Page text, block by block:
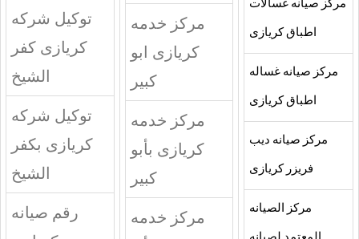
مركز صيانه غسالات
اطباق كريازى
مركز صيانه غساله
اطباق كريازى
مركز صيانه ديب
فريزر كريازى
مركز الصيانه
مركز خدمه
كريازى ابو
كبير
مركز خدمه
كريازى بأبو
كبير
مركز خدمه
توكيل شركه
كريازى كفر
الشيخ
توكيل شركه
كريازى بكفر
الشيخ
رقم صيانه